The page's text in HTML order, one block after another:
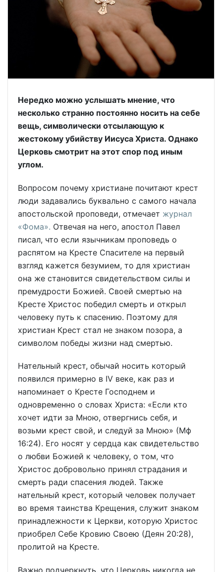
Нередко можно услышать мнение, что
несколько странно постоянно носить на себе
вещь, символически отсылающую к
жестокому убийству Иисуса Христа. Однако
Церковь смотрит на этот спор под иным
углом.
Вопросом почему христиане почитают крест
люди задавались буквально с самого начала
апостольской проповеди, отмечает журнал
«Фома». Отвечая на него, апостол Павел
писал, что если язычникам проповедь о
распятом на Кресте Спасителе на первый
взгляд кажется безумием, то для христиан
она же становится свидетельством силы и
премудрости Божией. Своей смертью на
Кресте Христос победил смерть и открыл
человеку путь к спасению. Поэтому для
христиан Крест стал не знаком позора, а
символом победы жизни над смертью.
Нательный крест, обычай носить который
появился примерно в IV веке, как раз и
напоминает о Кресте Господнем и
одновременно о словах Христа: «Если кто
хочет идти за Мною, отвергнись себя, и
возьми крест свой, и следуй за Мною» (Мф
16:24). Его носят у сердца как свидетельство
о любви Божией к человеку, о том, что
Христос добровольно принял страдания и
смерть ради спасения людей. Также
нательный крест, который человек получает
во время таинства Крещения, служит знаком
принадлежности к Церкви, которую Христос
приобрел Себе Кровию Своею (Деян 20:28),
пролитой на Кресте.